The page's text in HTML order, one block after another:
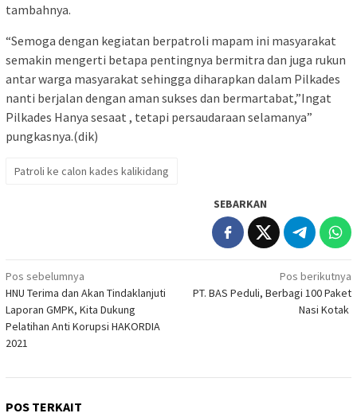
tambahnya.
“Semoga dengan kegiatan berpatroli mapam ini masyarakat
semakin mengerti betapa pentingnya bermitra dan juga rukun
antar warga masyarakat sehingga diharapkan dalam Pilkades
nanti berjalan dengan aman sukses dan bermartabat,”Ingat
Pilkades Hanya sesaat , tetapi persaudaraan selamanya”
pungkasnya.(dik)
Patroli ke calon kades kalikidang
SEBARKAN
Navigasi
pos
Pos sebelumnya
HNU Terima dan Akan Tindaklanjuti
Laporan GMPK, Kita Dukung
Pelatihan Anti Korupsi HAKORDIA
2021
Pos berikutnya
PT. BAS Peduli, Berbagi 100 Paket
Nasi Kotak
POS TERKAIT